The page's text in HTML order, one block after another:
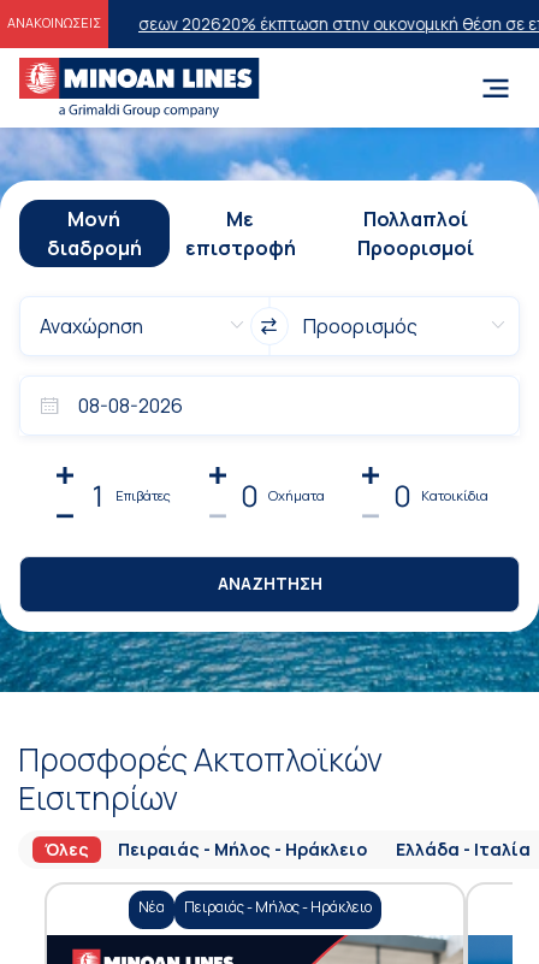
ΑΝΑΚΟΙΝΩΣΕΙΣ
2026 20% έκπτωση στην οικονομική θέση σε επιλεγμένα
Μονή
διαδρομή
Με
επιστροφή
Πολλαπλοί
Προορισμοί
1 Επιβάτες 0 Οχήματα 0 Κατοικίδια
ΑΝΑΖΗΤΗΣΗ
Προσφορές Ακτοπλοϊκών
Εισιτηρίων
Όλες Πειραιάς - Μήλος - Ηράκλειο Ελλάδα - Ιταλία
Νέα Πειραιάς - Μήλος - Ηράκλειο